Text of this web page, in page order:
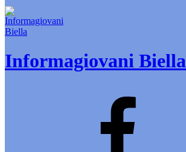
Informagiovani Biella